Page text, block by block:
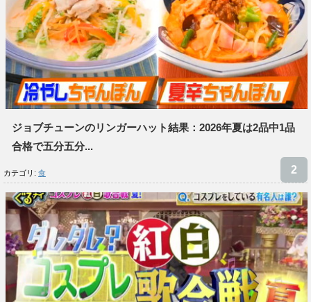
ジョブチューンのリンガーハット結果：2026年夏は2品中1品
合格で五分五分...
カテゴリ: 食